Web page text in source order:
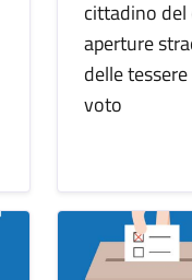
cittadino
aperture
delle
voto